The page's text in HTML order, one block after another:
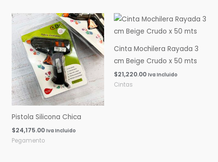
Pistola Silicona Chica
$24,175.00 Iva Incluido
Pegamento
Cinta Mochilera Rayada 3
cm Beige Crudo x 50 mts
$21,220.00 Iva Incluido
Cintas